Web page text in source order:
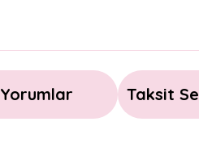
Yorumlar Taksit